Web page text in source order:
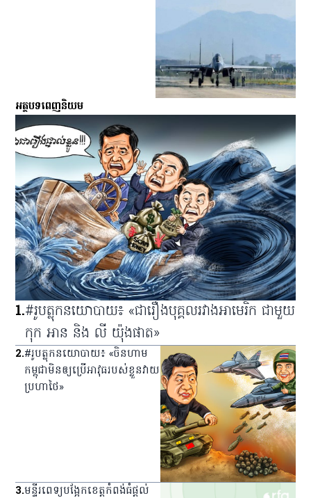
អត្ថបទពេញនិយម
1.#រូបត្លុកនយោបាយ៖ «ជារឿងបុគ្គលរវាងអាមេរិក ជាមួយ
កុក អាន និង លី យ៉ុងផាត»
2.#រូបត្លុកនយោបាយ៖ «ចិនហាម
កម្ពុជាមិនឲ្យប្រើអាវុធរបស់ខ្លួនវាយ
ប្រហាថៃ»
3.មន្ទីរពេទ្យ​បង្អែក​ខេត្ត​កំពង់ធំ​ផ្ដល់​